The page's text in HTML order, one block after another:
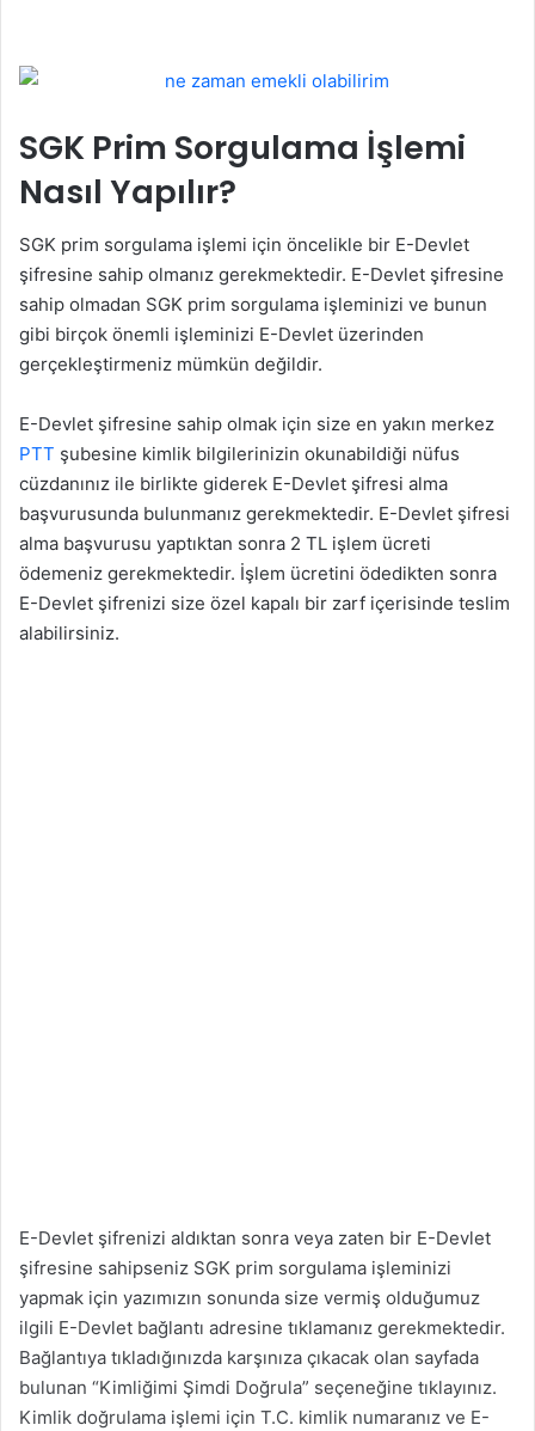
SGK Prim Sorgulama İşlemi
Nasıl Yapılır?
SGK prim sorgulama işlemi için öncelikle bir E-Devlet
şifresine sahip olmanız gerekmektedir. E-Devlet şifresine
sahip olmadan SGK prim sorgulama işleminizi ve bunun
gibi birçok önemli işleminizi E-Devlet üzerinden
gerçekleştirmeniz mümkün değildir.
E-Devlet şifresine sahip olmak için size en yakın merkez
PTT şubesine kimlik bilgilerinizin okunabildiği nüfus
cüzdanınız ile birlikte giderek E-Devlet şifresi alma
başvurusunda bulunmanız gerekmektedir. E-Devlet şifresi
alma başvurusu yaptıktan sonra 2 TL işlem ücreti
ödemeniz gerekmektedir. İşlem ücretini ödedikten sonra
E-Devlet şifrenizi size özel kapalı bir zarf içerisinde teslim
alabilirsiniz.
E-Devlet şifrenizi aldıktan sonra veya zaten bir E-Devlet
şifresine sahipseniz SGK prim sorgulama işleminizi
yapmak için yazımızın sonunda size vermiş olduğumuz
ilgili E-Devlet bağlantı adresine tıklamanız gerekmektedir.
Bağlantıya tıkladığınızda karşınıza çıkacak olan sayfada
bulunan “Kimliğimi Şimdi Doğrula” seçeneğine tıklayınız.
Kimlik doğrulama işlemi için T.C. kimlik numaranız ve E-